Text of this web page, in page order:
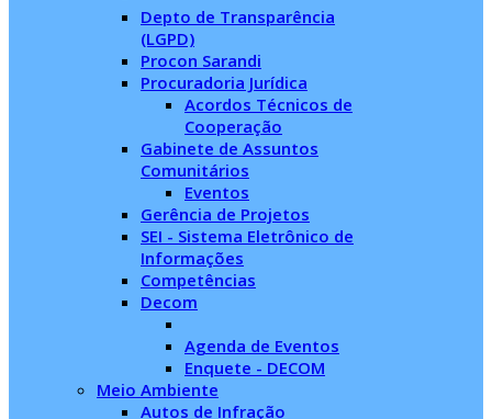
Depto de Transparência
(LGPD)
Procon Sarandi
Procuradoria Jurídica
Acordos Técnicos de
Cooperação
Gabinete de Assuntos
Comunitários
Eventos
Gerência de Projetos
SEI - Sistema Eletrônico de
Informações
Competências
Decom
Agenda de Eventos
Enquete - DECOM
Meio Ambiente
Autos de Infração